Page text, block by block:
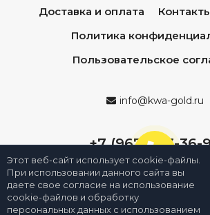
Доставка и оплата
Политика
Пользовательское
info@kwa-gold.ru
+7 (967) 013-36-
Этот веб-сайт использует cookie-файлы.
При использовании данного сайта вы
даете свое согласие на использование
cookie-файлов и обработку
персональных данных с использованием